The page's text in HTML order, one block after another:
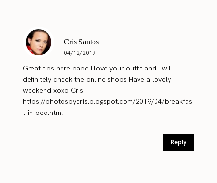
Cris Santos
04/12/2019
Great tips here babe I love your outfit and I will
definitely check the online shops Have a lovely
weekend xoxo Cris
https://photosbycris.blogspot.com/2019/04/breakfas
t-in-bed.html
Reply